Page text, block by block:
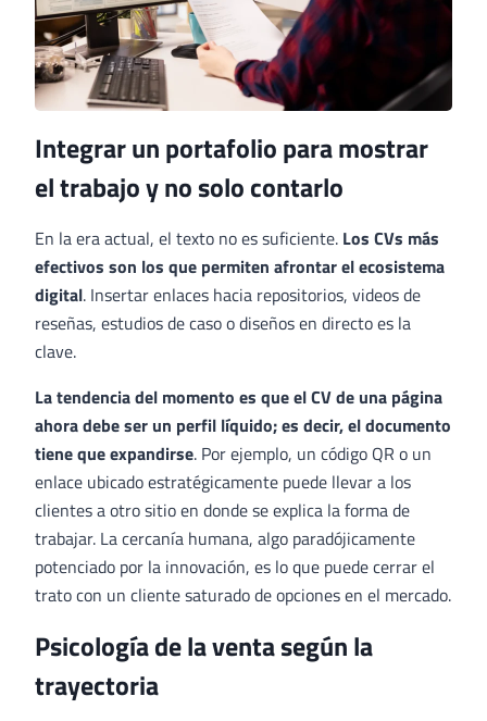
Integrar un portafolio para mostrar
el trabajo y no solo contarlo
En la era actual, el texto no es suficiente. Los CVs más
efectivos son los que permiten afrontar el ecosistema
digital. Insertar enlaces hacia repositorios, videos de
reseñas, estudios de caso o diseños en directo es la
clave.
La tendencia del momento es que el CV de una página
ahora debe ser un perfil líquido; es decir, el documento
tiene que expandirse. Por ejemplo, un código QR o un
enlace ubicado estratégicamente puede llevar a los
clientes a otro sitio en donde se explica la forma de
trabajar. La cercanía humana, algo paradójicamente
potenciado por la innovación, es lo que puede cerrar el
trato con un cliente saturado de opciones en el mercado.
Psicología de la venta según la
trayectoria